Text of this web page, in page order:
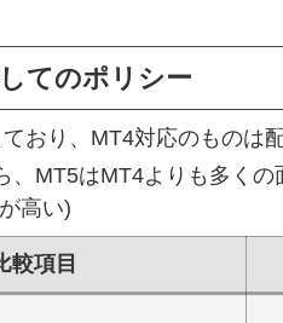
てのポリシー
おり、MT4対応のものは
、MT5はMT4よりも多く
高い)
較項目